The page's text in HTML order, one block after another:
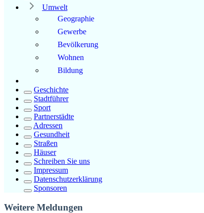
Umwelt
Geographie
Gewerbe
Bevölkerung
Wohnen
Bildung
Geschichte
Stadtführer
Sport
Partnerstädte
Adressen
Gesundheit
Straßen
Häuser
Schreiben Sie uns
Impressum
Datenschutzerklärung
Sponsoren
Weitere Meldungen